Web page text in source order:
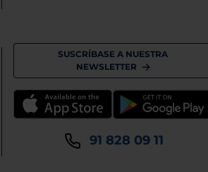
SUSCRÍBASE A NUESTRA
NEWSLETTER
91 828 09 11